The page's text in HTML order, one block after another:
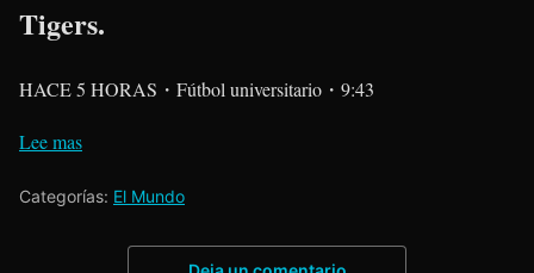
Tigers.
HACE 5 HORAS・Fútbol universitario・9:43
Lee mas
Categorías: El Mundo